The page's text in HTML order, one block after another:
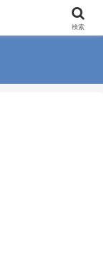
！！
検索